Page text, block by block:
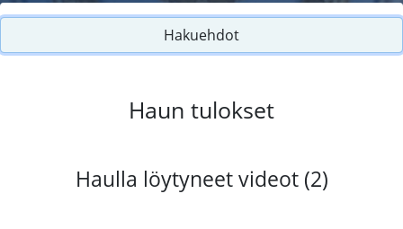
Hakuehdot
Haun tulokset
Haulla löytyneet videot (2)